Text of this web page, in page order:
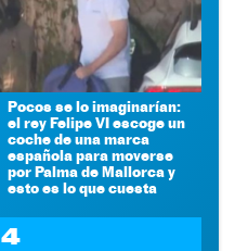
Pocos se lo imaginarían:
el rey Felipe VI escoge un
coche de una marca
española para moverse
por Palma de Mallorca y
esto es lo que cuesta
4